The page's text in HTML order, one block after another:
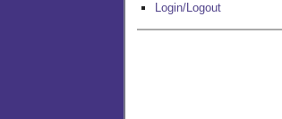
Login/Logout